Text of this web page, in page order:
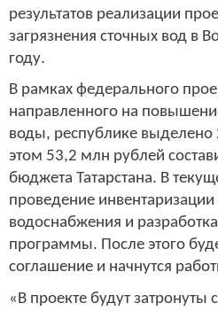
результатов реализации
загрязнения сточных вод в
году.
В рамках федерального
направленного на
воды, республике
этом 53,2 млн рублей
бюджета Татарстана. В
проведение инвентаризации
водоснабжения и
программы. После этого
соглашение и начнутся
«В проекте будут затронуты